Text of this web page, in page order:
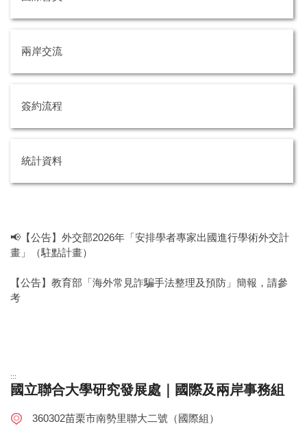
兩岸交流
簽約流程
統計資料
📢【公告】外交部2026年「安排學者專家出國進行學術外交計
畫」（駐點計畫）
【公告】教育部「海外常見詐騙手法整理及預防」簡報，請參
考
:::
國立聯合大學研究發展處｜國際及兩岸事務組
360302苗栗市南勢里聯大二號（國際組）